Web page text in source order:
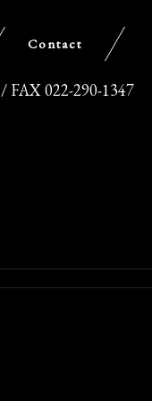
/ FAX 022-290-1347
Contact